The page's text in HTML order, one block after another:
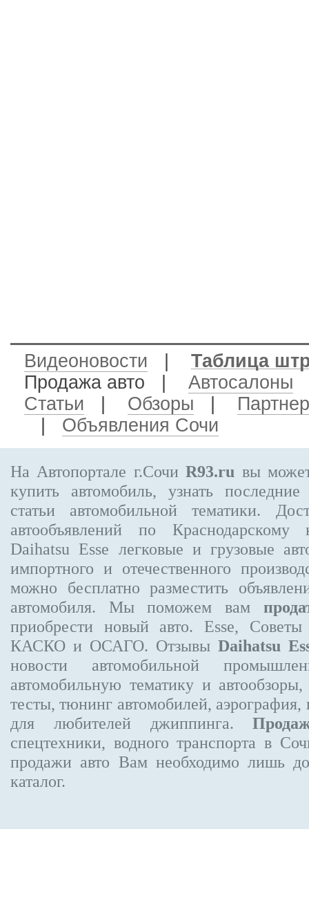
Видеоновости
Таблица
Продажа авто
Автосалоны
Статьи
Обзоры
Объявления Сочи
На Автопортале г.СочиR93.ru вы
купить автомобиль, узнать
статьи автомобильной тематики.
автообъявлений по
Daihatsu Esse легковые и грузовые
импортного и отечественного
можно бесплатно разместить
автомобиля. Мы поможем вам
приобрести новый авто. Esse, Советы
КАСКО и ОСАГО. Отзывы Daihatsu
новости автомобильной
автомобильную тематику и
тесты, тюнинг автомобилей,
для любителей джиппинга.
спецтехники, водного транспорта в
продажи авто Вам необходимо лишь
каталог.